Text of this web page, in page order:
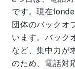
です。現在
団体のバックオ
います。バック
など、集中力が
のため、電話対